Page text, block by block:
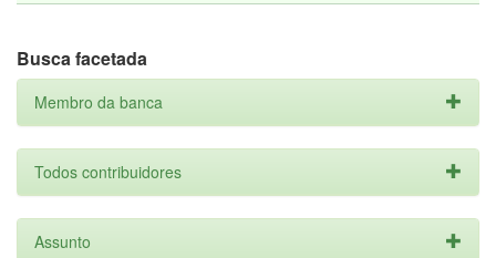
Busca facetada
Membro da banca
Todos contribuidores
Assunto